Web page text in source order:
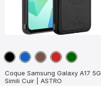
NoirBleuMarronRouge
Vert
Coque Samsung Galaxy A17 5G
Simili Cuir | ASTRO